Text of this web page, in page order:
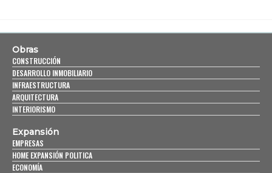
Obras
CONSTRUCCIÓN
DESARROLLO INMOBILIARIO
INFRAESTRUCTURA
ARQUITECTURA
INTERIORISMO
Expansión
EMPRESAS
HOME EXPANSIÓN POLITICA
ECONOMÍA